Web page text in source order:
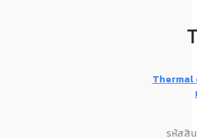
Thermal
รหัสสิน